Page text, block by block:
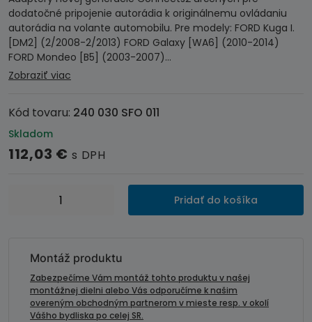
dodatočné pripojenie autorádia k originálnemu ovládaniu
autorádia na volante automobilu. Pre modely: FORD Kuga I.
[DM2] (2/2008-2/2013) FORD Galaxy [WA6] (2010-2014)
FORD Mondeo [B5] (2003-2007)…
Zobraziť viac
Kód tovaru: 240 030 SFO 011
Skladom
112,03 € s DPH
množstvo
volante-
Ford
Pridať do košíka
Montáž produktu
Zabezpečíme Vám montáž tohto produktu v našej
montážnej dielni alebo Vás odporučíme k našim
overeným obchodným partnerom v mieste resp. v okolí
Vášho bydliska po celej SR.